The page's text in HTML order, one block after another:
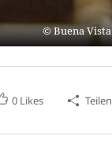
Buena Vista
0 Likes Teilen